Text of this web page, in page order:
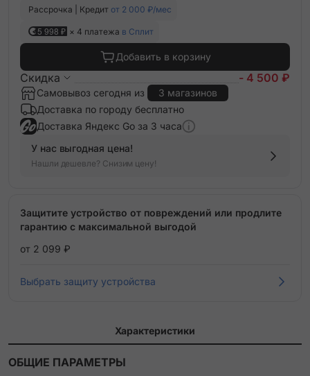
Рассрочка | Кредит от 2 000 ₽/мес
5 998 ₽ × 4 платежа в Сплит
Добавить в корзину
Скидка - 4 500 ₽
Самовывоз сегодня из
3 магазинов
Доставка по городу бесплатно
Доставка Яндекс Go за 3 часа
У нас выгодная цена!
Нашли дешевле? Снизим цену!
Защитите устройство от повреждений или продлите
гарантию с максимальной выгодой
от 2 099 ₽
Выбрать защиту устройства
Характеристики
ОБЩИЕ ПАРАМЕТРЫ